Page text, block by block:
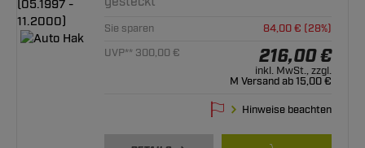
Sie sparen
84,00 € (28%)
UVP** 300,00 €
216,00 €
inkl. MwSt., zzgl.
M Versand ab 15,00 €
Hinweise beachten